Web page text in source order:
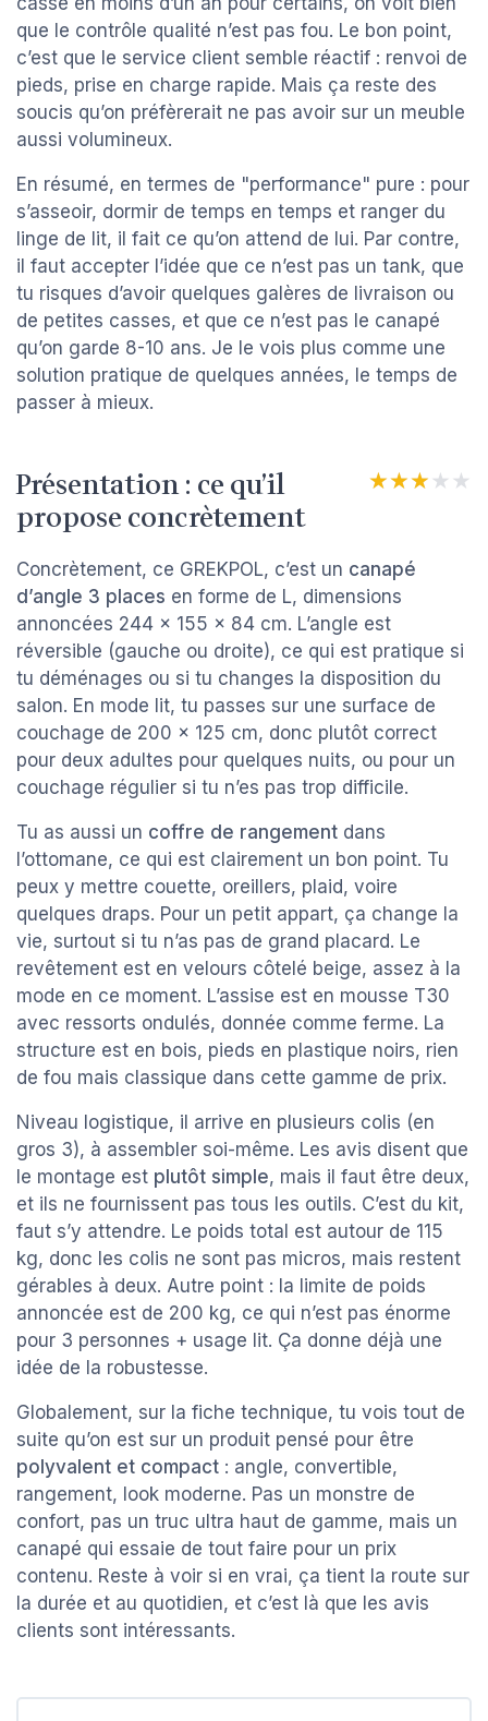
que le contrôle qualité n’est pas fou. Le bon point,
c’est que le service client semble réactif : renvoi de
pieds, prise en charge rapide. Mais ça reste des
soucis qu’on préfèrerait ne pas avoir sur un meuble
aussi volumineux.
En résumé, en termes de "performance" pure : pour
s’asseoir, dormir de temps en temps et ranger du
linge de lit, il fait ce qu’on attend de lui. Par contre,
il faut accepter l’idée que ce n’est pas un tank, que
tu risques d’avoir quelques galères de livraison ou
de petites casses, et que ce n’est pas le canapé
qu’on garde 8-10 ans. Je le vois plus comme une
solution pratique de quelques années, le temps de
passer à mieux.
Présentation : ce qu’il
propose concrètement
★★★★★
★★★★★
Concrètement, ce GREKPOL, c’est un canapé
d’angle 3 places en forme de L, dimensions
annoncées 244 x 155 x 84 cm. L’angle est
réversible (gauche ou droite), ce qui est pratique si
tu déménages ou si tu changes la disposition du
salon. En mode lit, tu passes sur une surface de
couchage de 200 x 125 cm, donc plutôt correct
pour deux adultes pour quelques nuits, ou pour un
couchage régulier si tu n’es pas trop difficile.
Tu as aussi un coffre de rangement dans
l’ottomane, ce qui est clairement un bon point. Tu
peux y mettre couette, oreillers, plaid, voire
quelques draps. Pour un petit appart, ça change la
vie, surtout si tu n’as pas de grand placard. Le
revêtement est en velours côtelé beige, assez à la
mode en ce moment. L’assise est en mousse T30
avec ressorts ondulés, donnée comme ferme. La
structure est en bois, pieds en plastique noirs, rien
de fou mais classique dans cette gamme de prix.
Niveau logistique, il arrive en plusieurs colis (en
gros 3), à assembler soi-même. Les avis disent que
le montage est plutôt simple, mais il faut être deux,
et ils ne fournissent pas tous les outils. C’est du kit,
faut s’y attendre. Le poids total est autour de 115
kg, donc les colis ne sont pas micros, mais restent
gérables à deux. Autre point : la limite de poids
annoncée est de 200 kg, ce qui n’est pas énorme
pour 3 personnes + usage lit. Ça donne déjà une
idée de la robustesse.
Globalement, sur la fiche technique, tu vois tout de
suite qu’on est sur un produit pensé pour être
polyvalent et compact : angle, convertible,
rangement, look moderne. Pas un monstre de
confort, pas un truc ultra haut de gamme, mais un
canapé qui essaie de tout faire pour un prix
contenu. Reste à voir si en vrai, ça tient la route sur
la durée et au quotidien, et c’est là que les avis
clients sont intéressants.